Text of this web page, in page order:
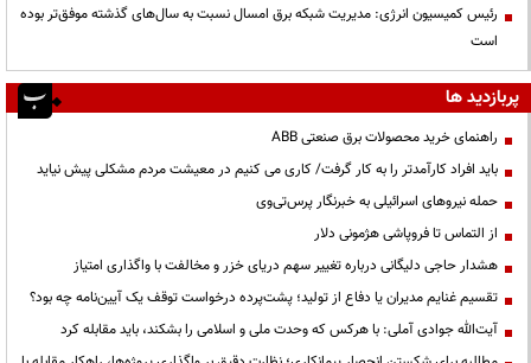
رئیس کمیسیون انرژی: مدیریت شبکه برق امسال نسبت به سال‌های گذشته موفق‌تر بوده
است
پربازدید ها
راهنمای خرید محصولات برق صنعتی ABB
باید افراد کارآمدتر را به کار گرفت/ کاری می کنیم در معیشت مردم مشکلی پیش نیاید
حمله نیروهای اسرائیلی به خبرنگار پرس‌تی‌وی
از التماس تا فروپاشی هژمونی دلار
هشدار حاجی دلیگانی درباره تغییر سهم دریای خزر و مخالفت با واگذاری امتیاز
تقسیم غنایم مدیران یا دفاع از تولید؛ پشت‌پرده درخواست توقف یک آیین‌نامه چه بود؟
آیت‌الله جوادی آملی: با هرکس که وحدت ملی و اسلامی را بشکند، باید مقابله کرد